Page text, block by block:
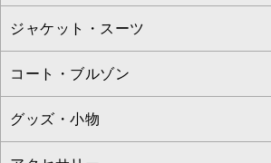
ニット・セーター
カーディガン
アンサンブルセット
ドレス
チュニック
ジャンパースカート
フルレングスパンツ
クロップド・半端丈パンツ
ガウチョ・ワイドパンツ
すべてのスカート
ロング・マキシ丈スカート
ひざ丈スカート
ジャケット・スーツ
すべてのジャケット・スーツ
テーラードジャケット
コート・ブルゾン
すべてのコート・ブルゾン
グッズ・小物